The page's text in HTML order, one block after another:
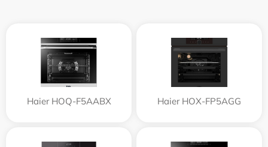
Haier HOQ-F5AABX Haier HOX-FP5AGG